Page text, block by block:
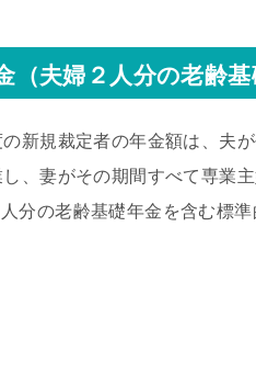
（夫婦２人分の老齢
新規裁定者の年金額は、夫
、妻がその期間すべて専業
分の老齢基礎年金を含む標準